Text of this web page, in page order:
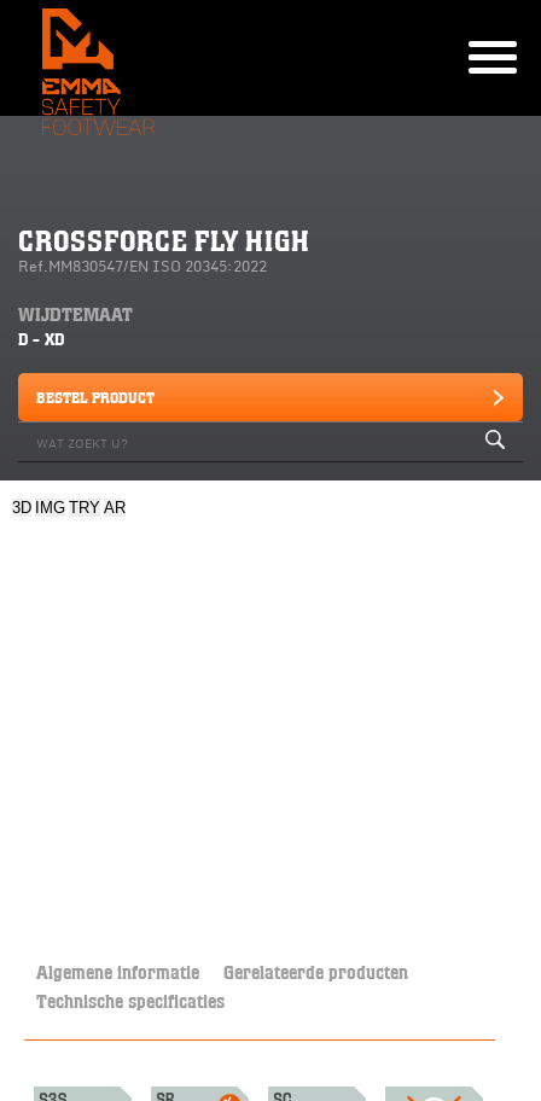
CROSSFORCE FLY HIGH
Ref.MM830547/EN ISO 20345:2022
WIJDTEMAAT
D - XD
BESTEL PRODUCT
3D IMG TRY AR
Algemene informatie Gerelateerde producten
Technische specificaties